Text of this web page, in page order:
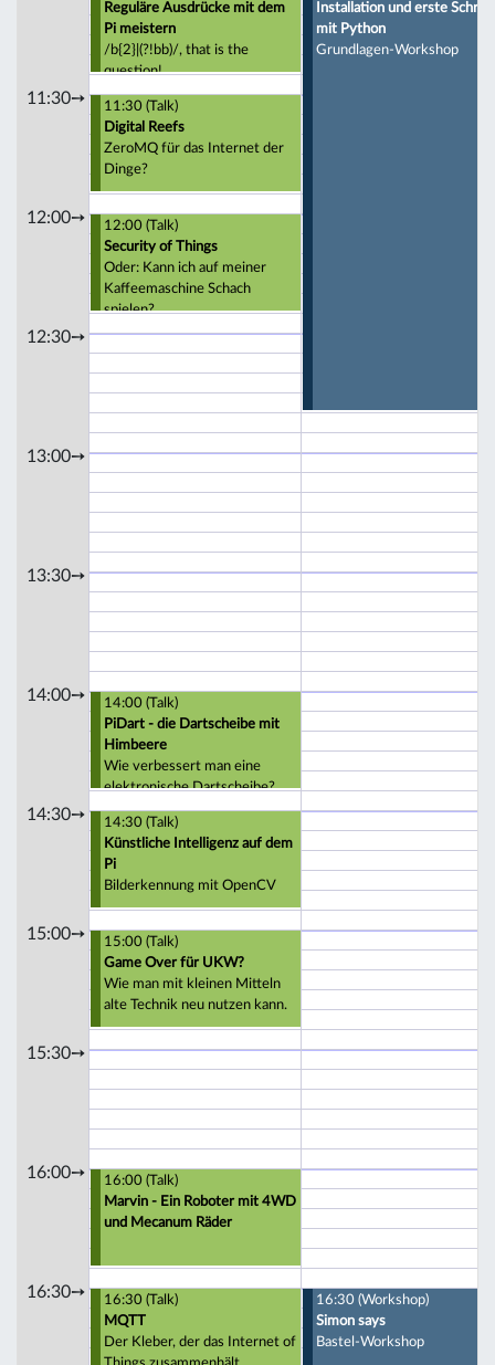
11:30➙
12:00➙
12:30➙
13:00➙
13:30➙
14:00➙
14:30➙
15:00➙
15:30➙
16:00➙
16:30➙
Reguläre Ausdrücke mit dem
Pi meistern
/b{2}|(?!bb)/, that is the
question!
Installation und erste
mit Python
Grundlagen-Workshop
11:30 (Talk)
Digital Reefs
ZeroMQ für das Internet der
Dinge?
12:00 (Talk)
Security of Things
Oder: Kann ich auf meiner
Kaffeemaschine Schach
spielen?
14:00 (Talk)
PiDart - die Dartscheibe mit
Himbeere
Wie verbessert man eine
elektronische Dartscheibe?
Mit mehr Elektronik! Und
natürlich Internet.
14:30 (Talk)
Künstliche Intelligenz auf dem
Pi
Bilderkennung mit OpenCV
15:00 (Talk)
Game Over für UKW?
Wie man mit kleinen Mitteln
alte Technik neu nutzen kann.
16:00 (Talk)
Marvin - Ein Roboter mit 4WD
und Mecanum Räder
16:30 (Talk)
MQTT
Der Kleber, der das Internet of
16:30 (Workshop)
Simon says
Bastel-Workshop